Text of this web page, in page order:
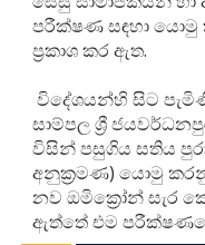
පරීක්ෂණ සඳහා
ප්‍රකාශ කර ඇත.
විදේශයන්හි සිට
සාම්පල ශ්‍රී
විසින් පසුගිය සතිය
අනුක්‍රමණ) යොමු
නව ඔමික්‍රෝන් සැර
ඇත්තේ එම